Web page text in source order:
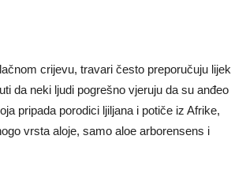
crijevu, travari često preporučuju lijek
da neki ljudi pogrešno vjeruju da su anđeo
pripada porodici ljiljana i potiče iz Afrike,
vrsta aloje, samo aloe arborensens i